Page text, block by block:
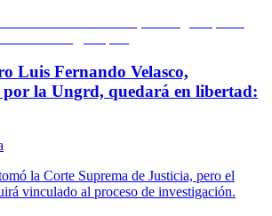
Luis Fernando Velasco,
por la Ungrd, quedará en libertad:
la Corte Suprema de Justicia, pero el
vinculado al proceso de investigación.